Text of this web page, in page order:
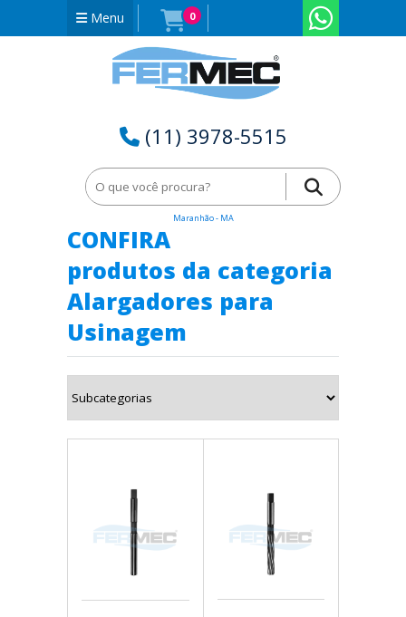
Menu 0
(11) 3978-5515
Home
Alargadores para Usinagem em Lago dos Rodrigues -
Maranhão - MA
CONFIRA
produtos da categoria
Alargadores para
Usinagem